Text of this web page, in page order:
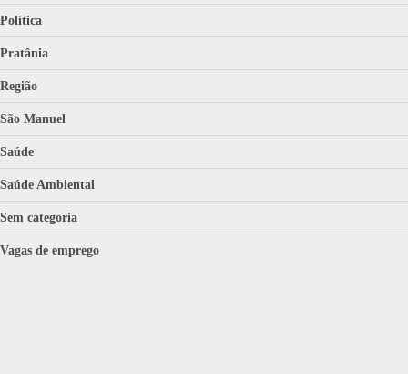
Política
Pratânia
Região
São Manuel
Saúde
Saúde Ambiental
Sem categoria
Vagas de emprego